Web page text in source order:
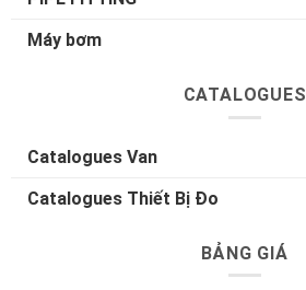
Máy bơm
CATALOGUES
Catalogues Van
Catalogues Thiết Bị Đo
BẢNG GIÁ